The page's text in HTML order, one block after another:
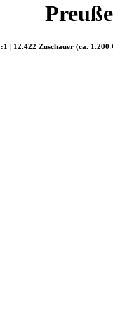
| 12.422 Zuschauer (ca. 1.200